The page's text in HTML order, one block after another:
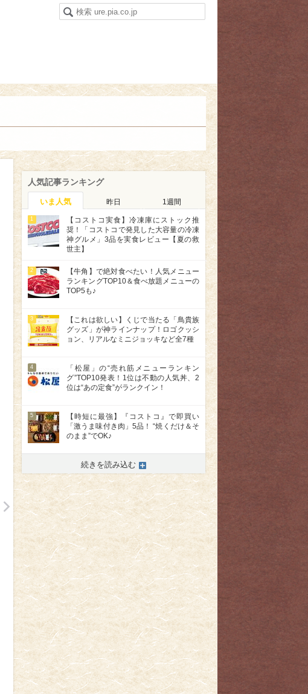
>
人気記事ランキング
いま人気 昨日 1週間
1
【コストコ実食】冷凍庫にストック推
奨！「コストコで発見した大容量の冷凍
神グルメ」3品を実食レビュー【夏の救
世主】
2
【牛角】で絶対食べたい！人気メニュー
ランキングTOP10＆食べ放題メニューの
TOP5も♪
3
【これは欲しい】くじで当たる「鳥貴族
グッズ」が神ラインナップ！ロゴクッシ
ョン、リアルなミニジョッキなど全7種
4
「松屋」の“売れ筋メニューランキン
グ”TOP10発表！1位は不動の人気丼、2
位は“あの定食”がランクイン！
5
【時短に最強】『コストコ』で即買い
「激うま味付き肉」5品！ “焼くだけ＆そ
のまま”でOK♪
続きを読み込む